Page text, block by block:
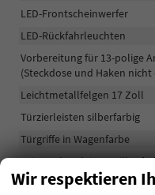
LED-Frontscheinwerfer
LED-Rückfahrleuchten
Vorbereitung für 13-polige
(Steckdose und Haken
Leichtmetallfelgen 17 Zoll
Türzierleisten silberfarbig
Türgriffe in Wagenfarbe
Seitenschutzleisten
Heckspoiler silberfarbig
Wir respektieren